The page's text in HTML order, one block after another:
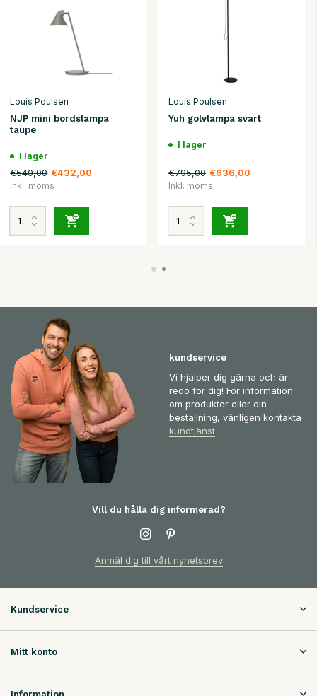
Louis Poulsen
NJP mini bordslampa
taupe
I lager
€540,00 €432,00
Inkl. moms
Louis Poulsen
Yuh golvlampa svart
I lager
€795,00 €636,00
Inkl. moms
kundservice
Vi hjälper dig gärna och är
redo för dig! För information
om produkter eller din
beställning, vänligen kontakta
kundtjänst
Vill du hålla dig informerad?
Anmäl dig till vårt nyhetsbrev
Kundservice
Mitt konto